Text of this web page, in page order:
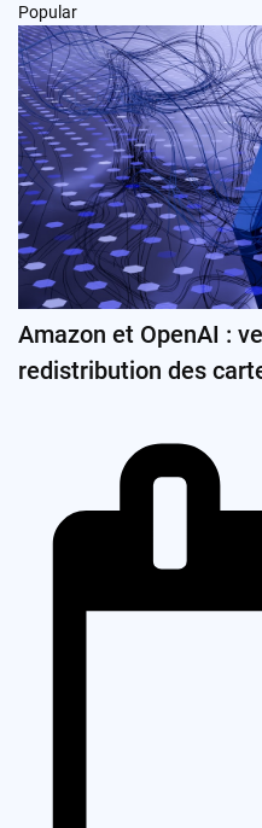
Popular
Amazon et OpenAI :
redistribution des